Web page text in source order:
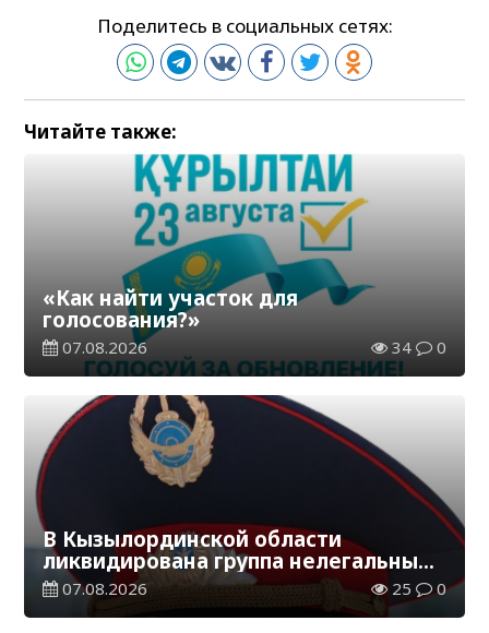
Поделитесь в социальных сетях:
Читайте также:
«Как найти участок для
голосования?»
07.08.2026 34 0
В Кызылординской области
ликвидирована группа нелегальных
добытчиков золота
07.08.2026 25 0